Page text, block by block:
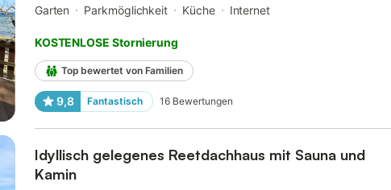
Garten
Parkmöglichkeit Küche Internet
KOSTENLOSE Stornierung
Top bewertet von Familien
9,8 Fantastisch 16 Bewertungen
Idyllisch gelegenes Reetdachhaus mit Sauna und
Kamin